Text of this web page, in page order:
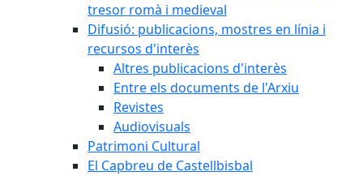
tresor romà i medieval
Difusió: publicacions, mostres en línia i
recursos d'interès
Altres publicacions d'interès
Entre els documents de l'Arxiu
Revistes
Audiovisuals
Patrimoni Cultural
El Capbreu de Castellbisbal